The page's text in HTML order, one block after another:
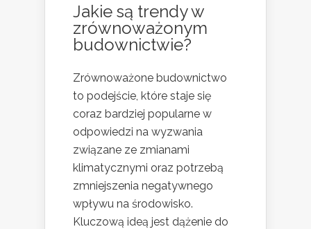
Jakie są trendy w
zrównoważonym
budownictwie?
Zrównoważone budownictwo
to podejście, które staje się
coraz bardziej popularne w
odpowiedzi na wyzwania
związane ze zmianami
klimatycznymi oraz potrzebą
zmniejszenia negatywnego
wpływu na środowisko.
Kluczową ideą jest dążenie do